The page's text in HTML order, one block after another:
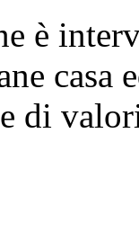
è
casa
di